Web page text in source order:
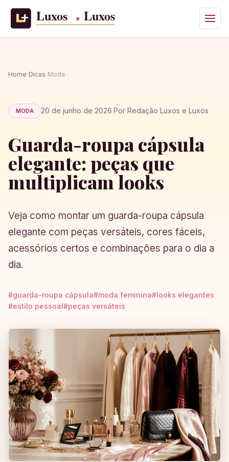
Home/Dicas/Moda
MODA 20 de junho de 2026·Por Redação Luxos e Luxos
Guarda-roupa cápsula
elegante: peças que
multiplicam looks
Veja como montar um guarda-roupa cápsula
elegante com peças versáteis, cores fáceis,
acessórios certos e combinações para o dia a
dia.
#guarda-roupa cápsula#moda feminina#looks elegantes
#estilo pessoal#peças versáteis